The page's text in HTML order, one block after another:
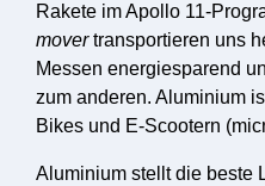
Rakete im Apollo 11-
movertransportieren uns
Messen energiesparend
zum anderen. Aluminium
Bikes und E-Scootern
Aluminium stellt die beste